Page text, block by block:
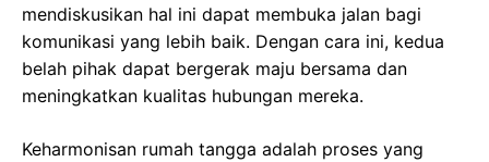
mendiskusikan hal ini dapat membuka jalan bagi
komunikasi yang lebih baik. Dengan cara ini, kedua
belah pihak dapat bergerak maju bersama dan
meningkatkan kualitas hubungan mereka.
Keharmonisan rumah tangga adalah proses yang